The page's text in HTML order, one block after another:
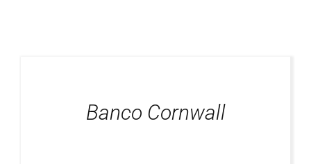
Banco Cornwall